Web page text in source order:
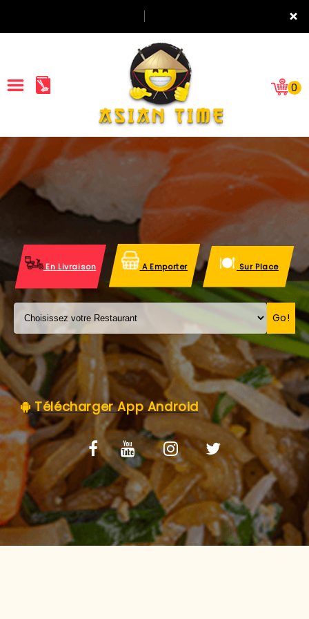
×
ACCUEIL
LA CARTE
VOS AVIS
MENTIONS LÉGALES
C.G.V
0
En Livraison A Emporter Sur Place
Go!
Télécharger App Android